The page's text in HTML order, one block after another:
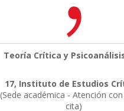
Teoría Crítica y
17, Instituto de Estudios
(Sede académica - Atención
cita)